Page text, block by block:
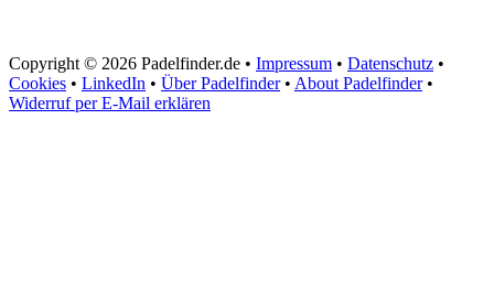
Copyright © 2026 Padelfinder.de • Impressum • Datenschutz •
Cookies • LinkedIn • Über Padelfinder• About Padelfinder•
Widerruf per E-Mail erklären